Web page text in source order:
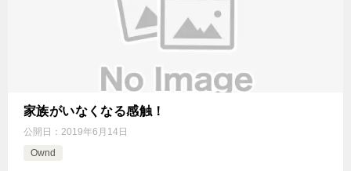
家族がいなくなる感触！
公開日： 2019年6月14日
Ownd